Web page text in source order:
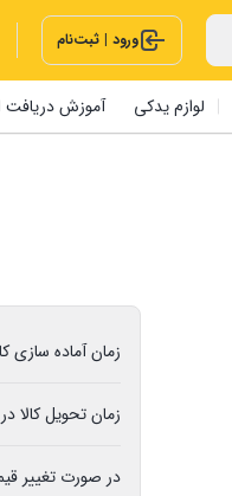
ورود | ثبت‌نام
لوازم یدکی آموزش دریافت
زمان آماده سازی کالا بین 1
زمان تحویل کالا
در صورت تغییر